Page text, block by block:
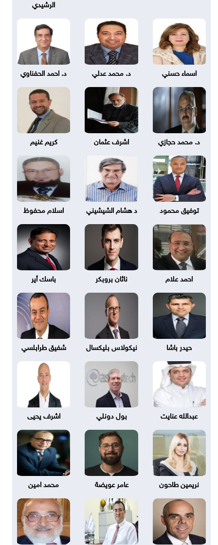
الرشيدي
اسماء حسني د. محمد عدلي د. احمد الحفناوي
د. محمد حجازي اشرف عثمان كريم غنيم
توفيق محمود د هشام الشيشيني اسلام محفوظ
احمد علام ناثان بروبكر باسك أير
حيدر باشا نيكولاس بليكسال شفيق طرابلسي
عبدالله عنايت بول دونلي اشرف يحيى
نريمين طاحون عامر عويضة محمد امين